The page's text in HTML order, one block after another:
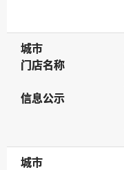
城市
城市
门店名称
门店名称
信息公示
信息公示
城市
城市